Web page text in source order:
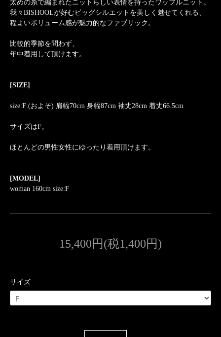
太めの糸で編まれたニットらしい表情を持ったワッフルニット。
我々BISHOOLが好むビッグシルエットを美しく魅せてくれる、
程よいボリューム感が魅力的なファブリック。
比較的季節を問わず、
年中着用して頂けます。
[SIZE]
size:F:(およそ) 肩幅70cm 身幅87cm 袖丈28cm 着丈66.5cm
サイズはF。
ほとんどの男性女性にゆったり着用頂けます。
[MODEL]
woman 160cm size:F
15,400円(税1,400円)
サイズ